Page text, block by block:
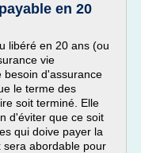
en 20
libéré en 20 ans (ou
vie
besoin d'assurance
le terme des
soit terminé. Elle
d'éviter que ce soit
qui doive payer la
sera abordable pour